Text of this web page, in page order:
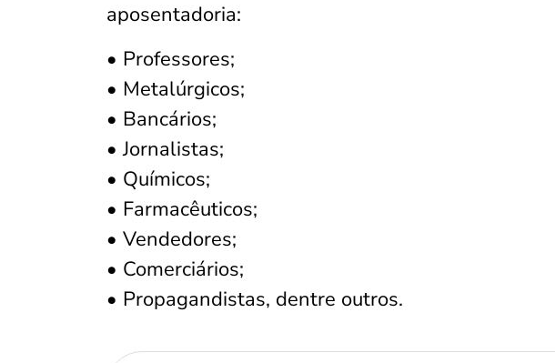
aposentadoria:
• Professores;
• Metalúrgicos;
• Bancários;
• Jornalistas;
• Químicos;
• Farmacêuticos;
• Vendedores;
• Comerciários;
• Propagandistas, dentre outros.